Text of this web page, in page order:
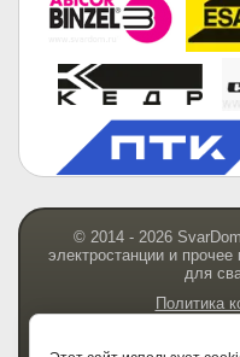
© 2014 - 2026
электростанции и
для
Политика